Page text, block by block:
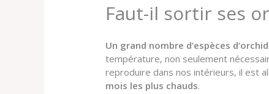
Faut-il sortir ses
Un grand nombre d’espèces
température, non seulement
reproduire dans nos intérieurs, il est
mois les plus chauds.